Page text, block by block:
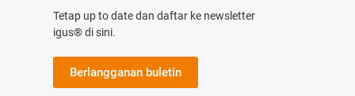
Tetap up to date dan daftar ke newsletter
igus® di sini.
Berlangganan buletin